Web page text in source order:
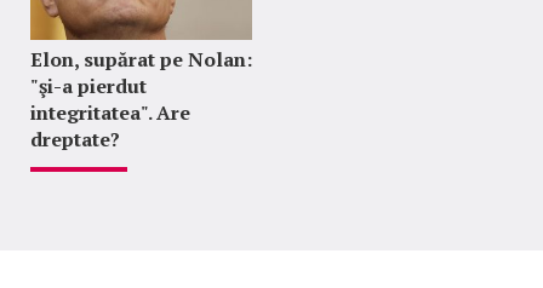
Elon, supărat pe Nolan:
"şi-a pierdut
integritatea". Are
dreptate?